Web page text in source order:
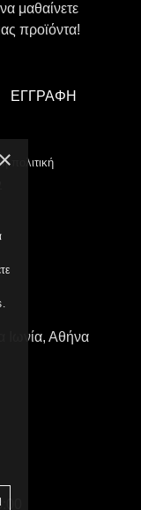
μαθαίνετε
προϊόντα!
ΕΓΓΡΑΦΉ
πολιτική
Ιωνία, Αθήνα
×